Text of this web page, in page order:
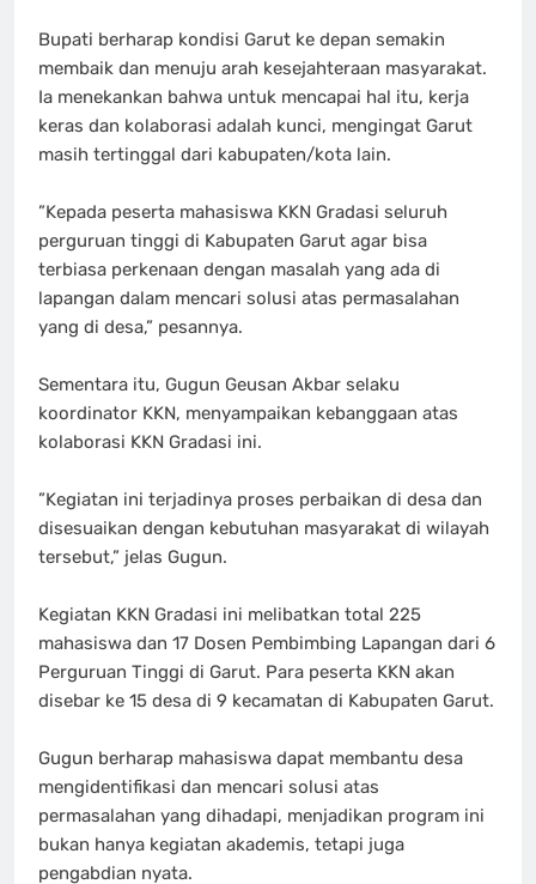
‎Bupati berharap kondisi Garut ke depan semakin
membaik dan menuju arah kesejahteraan masyarakat.
Ia menekankan bahwa untuk mencapai hal itu, kerja
keras dan kolaborasi adalah kunci, mengingat Garut
masih tertinggal dari kabupaten/kota lain.
‎”Kepada peserta mahasiswa KKN Gradasi seluruh
perguruan tinggi di Kabupaten Garut agar bisa
terbiasa perkenaan dengan masalah yang ada di
lapangan dalam mencari solusi atas permasalahan
yang di desa,” pesannya.
‎Sementara itu, Gugun Geusan Akbar selaku
koordinator KKN, menyampaikan kebanggaan atas
kolaborasi KKN Gradasi ini.
‎”Kegiatan ini terjadinya proses perbaikan di desa dan
disesuaikan dengan kebutuhan masyarakat di wilayah
tersebut,” jelas Gugun.
‎Kegiatan KKN Gradasi ini melibatkan total 225
mahasiswa dan 17 Dosen Pembimbing Lapangan dari 6
Perguruan Tinggi di Garut. Para peserta KKN akan
disebar ke 15 desa di 9 kecamatan di Kabupaten Garut.
‎Gugun berharap mahasiswa dapat membantu desa
mengidentifikasi dan mencari solusi atas
permasalahan yang dihadapi, menjadikan program ini
bukan hanya kegiatan akademis, tetapi juga
pengabdian nyata.